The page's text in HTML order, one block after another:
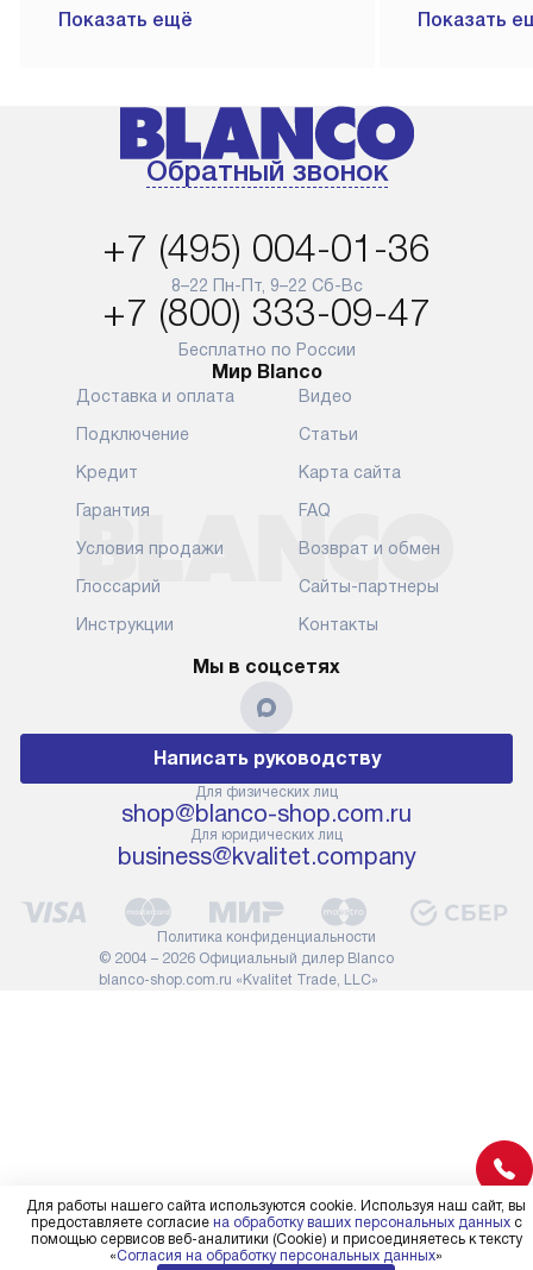
в товаре, который доступен
менеджером на сайте. Товары
с особым лейблом
доставляются бесплатно
аксессуаров не предусмотрена.
Для доставки в другие регионы
мы используем услуги
транспортной компании.
Уточняйте все условия доставки
у нашего менеджера при
оформлении заказа.
В установленный день наша
упакованный прибор прямо
к вашей двери или до прихожей.
Если вам необходимо
переместить прибор к месту его
установки, пожалуйста,
предварительно обсудите это
с нашим менеджером. Эта
подлежит оплате. Важно
помнить, что если размеры
прибора не позволяют его
проходу через дверной проем,
сотрудники транспортной
службы не имеют права
или другие выступающие
элементы, так как это может
повлиять на гарантийное
обслуживание в будущем.
Показать ещё
Наш сервис
возможные
Готовые
первый
расходных
требуется
Показать
Обратный звонок
+7 (495) 004-01-36
8–22 Пн-Пт, 9–22 Сб-Вс
+7 (800) 333-09-47
Бесплатно по России
Мир Blanco
Доставка и оплата
Подключение
Кредит
Гарантия
Условия продажи
Глоссарий
Инструкции
Видео
Статьи
Карта сайта
FAQ
Возврат и обмен
Сайты-партнеры
Контакты
Мы в соцсетях
Написать руководству
Для физических лиц
shop@blanco-shop.com.ru
Для юридических лиц
business@kvalitet.company
© 2004 – 2026 Официальный дилер Blanco
blanco-shop.com.ru «Kvalitet Trade, LLC»
Политика конфиденциальности
Для работы нашего сайта используются cookie. Используя наш сайт, вы
предоставляете согласие на обработку ваших персональных данныхс
помощью сервисов веб-аналитики (Cookie) и присоединяетесь к тексту
«Согласия на обработку персональных данных»